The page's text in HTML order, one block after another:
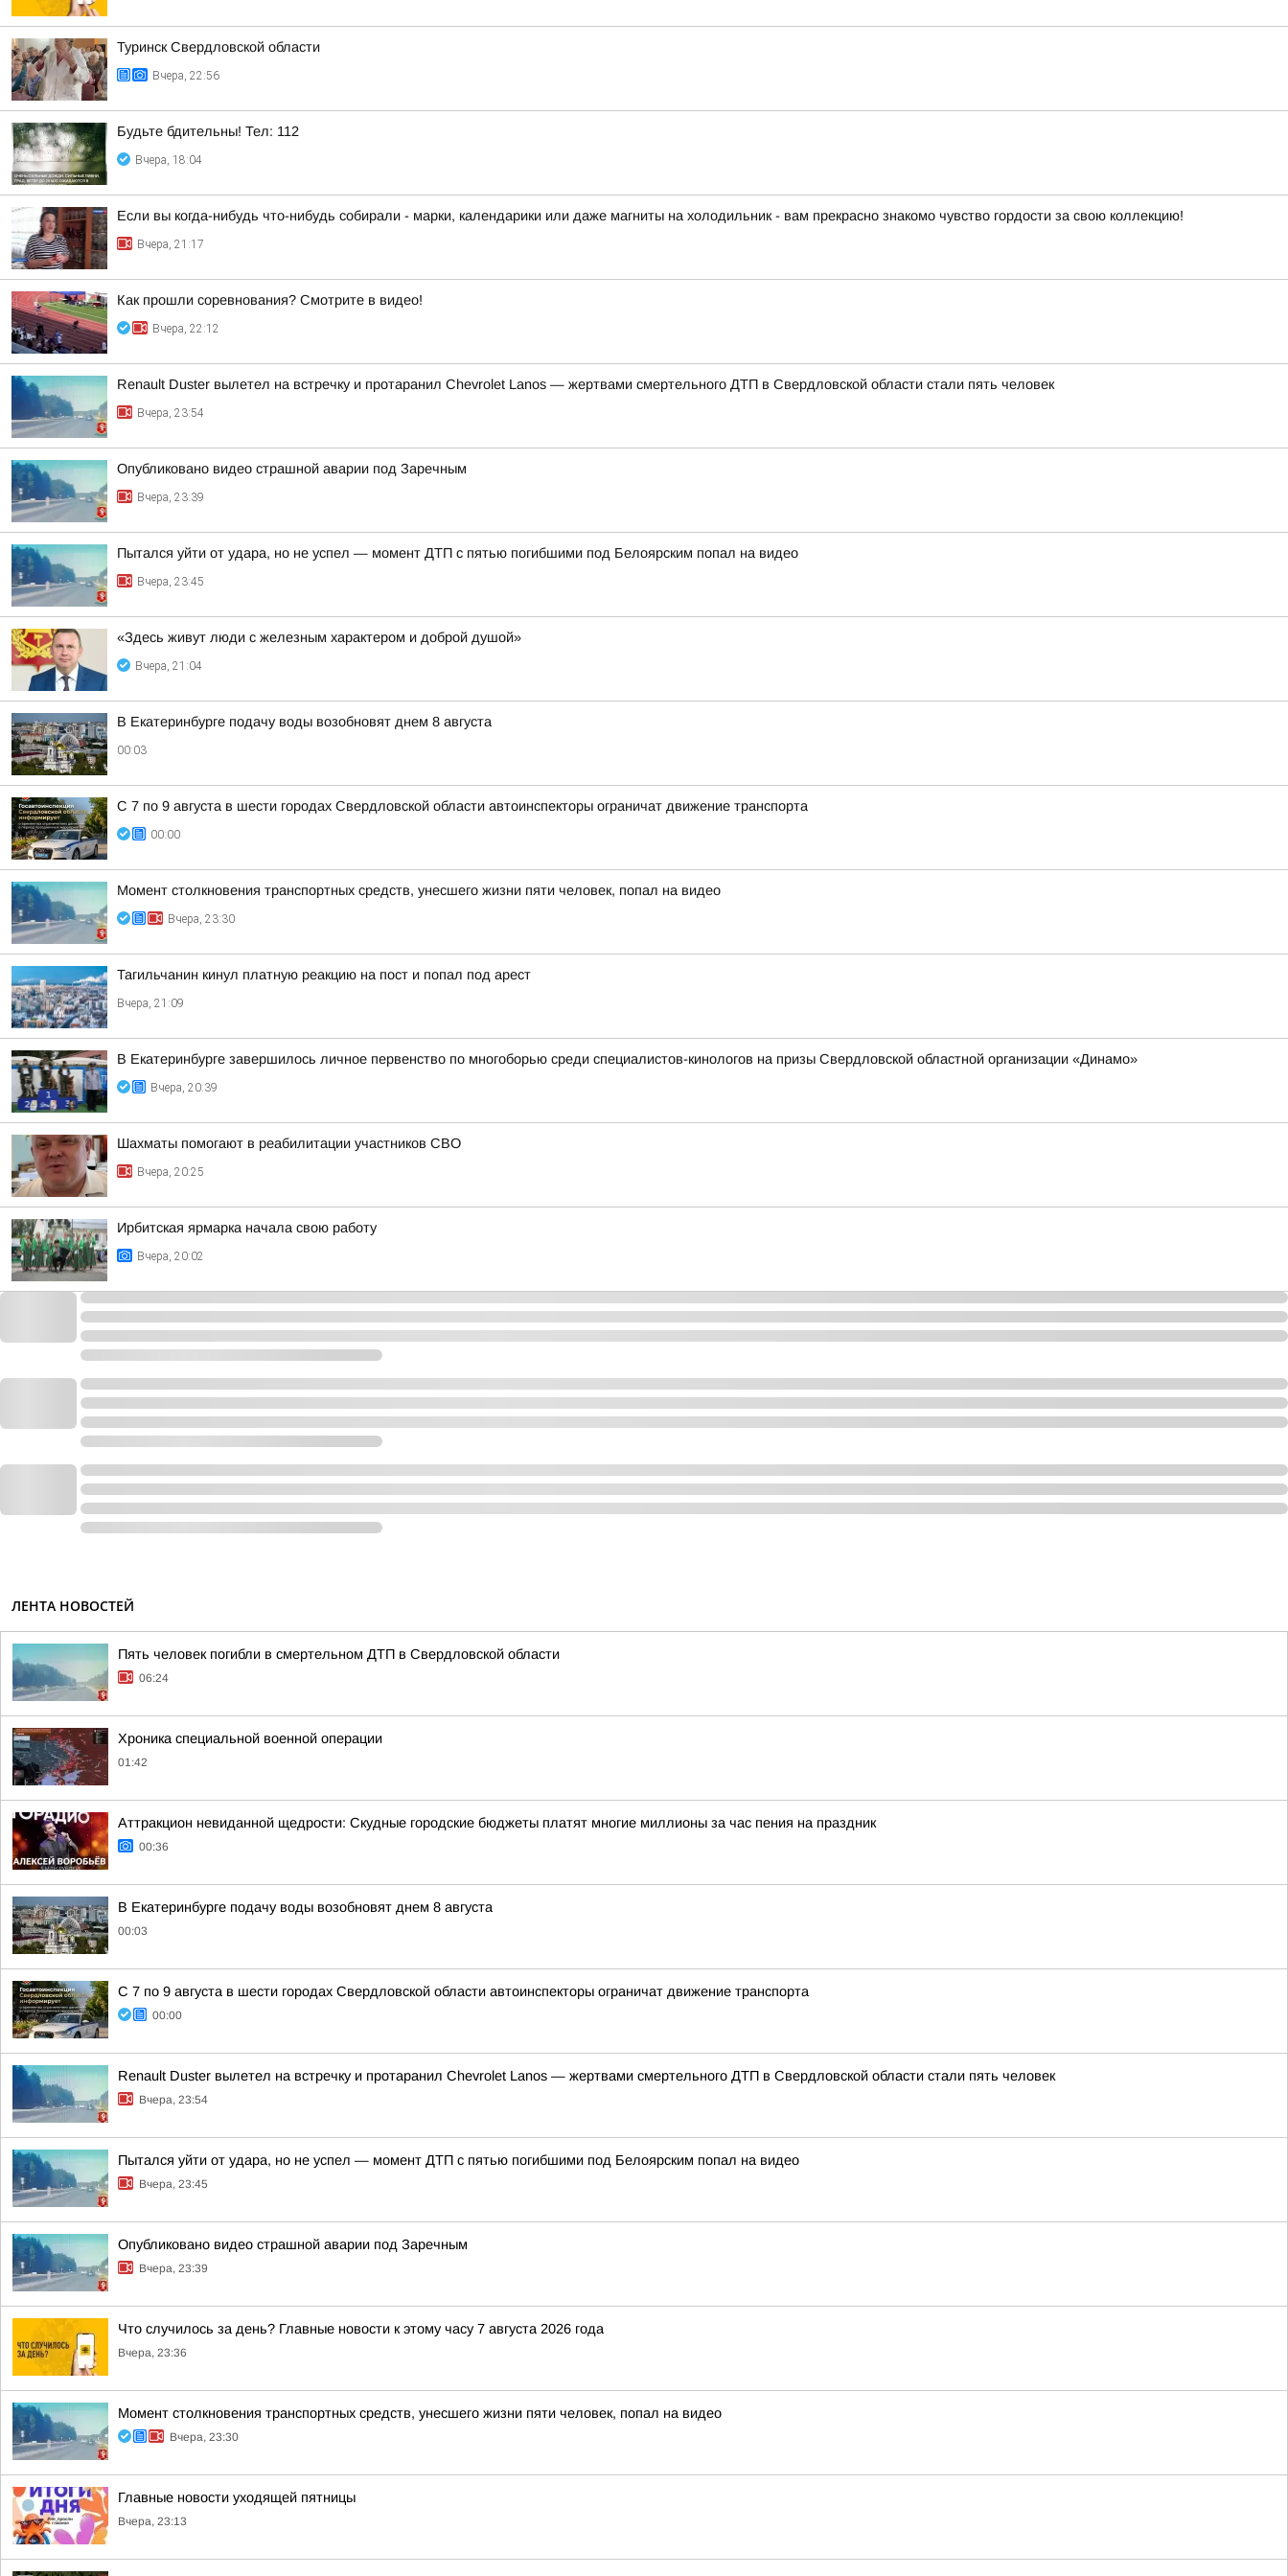
Туринск Свердловской области
Вчера, 22:56
Будьте бдительны! Тел: 112
Вчера, 18:04
Если вы когда-нибудь что-нибудь собирали - марки, календарики или даже магниты на холодильник - вам прекрасно знакомо чувство гордости за свою коллекцию!
Вчера, 21:17
Как прошли соревнования? Смотрите в видео!
Вчера, 22:12
Renault Duster вылетел на встречку и протаранил Chevrolet Lanos — жертвами смертельного ДТП в Свердловской области стали пять человек
Вчера, 23:54
Опубликовано видео страшной аварии под Заречным
Вчера, 23:39
Пытался уйти от удара, но не успел — момент ДТП с пятью погибшими под Белоярским попал на видео
Вчера, 23:45
«Здесь живут люди с железным характером и доброй душой»
Вчера, 21:04
В Екатеринбурге подачу воды возобновят днем 8 августа
00:03
С 7 по 9 августа в шести городах Свердловской области автоинспекторы ограничат движение транспорта
00:00
Момент столкновения транспортных средств, унесшего жизни пяти человек, попал на видео
Вчера, 23:30
Тагильчанин кинул платную реакцию на пост и попал под арест
Вчера, 21:09
В Екатеринбурге завершилось личное первенство по многоборью среди специалистов-кинологов на призы Свердловской областной организации «Динамо»
Вчера, 20:39
Шахматы помогают в реабилитации участников СВО
Вчера, 20:25
Ирбитская ярмарка начала свою работу
Вчера, 20:02
ЛЕНТА НОВОСТЕЙ
Пять человек погибли в смертельном ДТП в Свердловской области
06:24
Хроника специальной военной операции
01:42
Аттракцион невиданной щедрости: Скудные городские бюджеты платят многие миллионы за час пения на праздник
00:36
В Екатеринбурге подачу воды возобновят днем 8 августа
00:03
С 7 по 9 августа в шести городах Свердловской области автоинспекторы ограничат движение транспорта
00:00
Renault Duster вылетел на встречку и протаранил Chevrolet Lanos — жертвами смертельного ДТП в Свердловской области стали пять человек
Вчера, 23:54
Пытался уйти от удара, но не успел — момент ДТП с пятью погибшими под Белоярским попал на видео
Вчера, 23:45
Опубликовано видео страшной аварии под Заречным
Вчера, 23:39
Что случилось за день? Главные новости к этому часу 7 августа 2026 года
Вчера, 23:36
Момент столкновения транспортных средств, унесшего жизни пяти человек, попал на видео
Вчера, 23:30
Главные новости уходящей пятницы
Вчера, 23:13